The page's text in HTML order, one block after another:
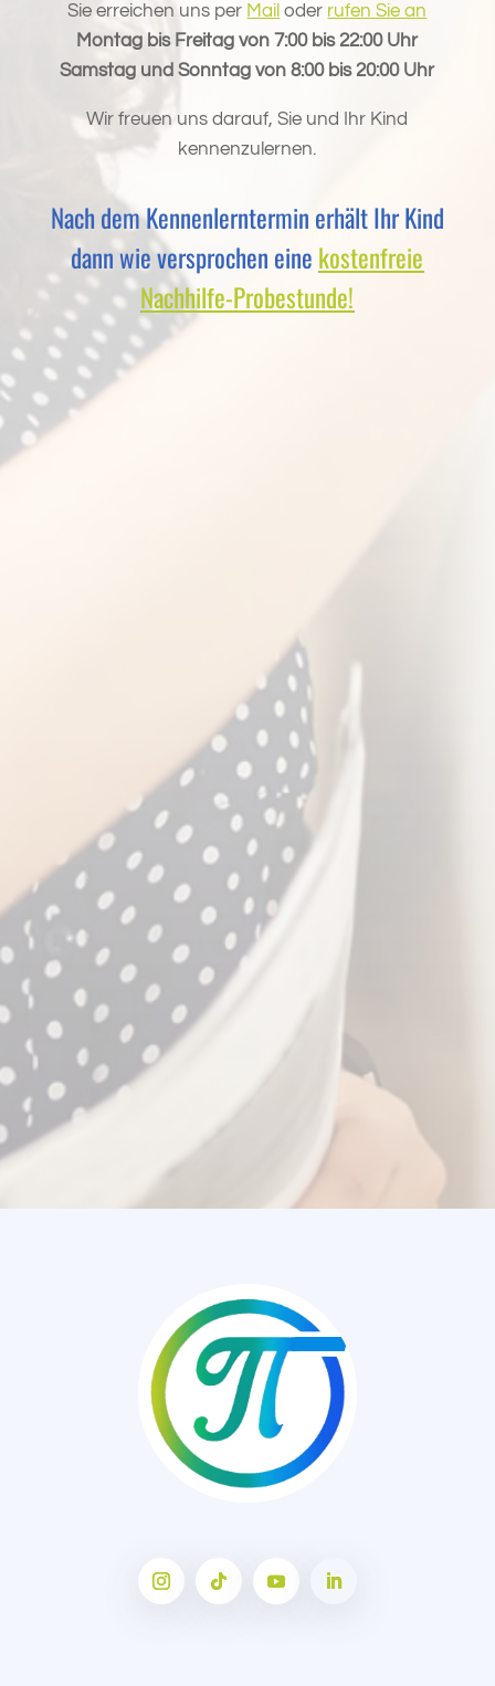
Sie erreichen uns per Mail oder rufen Sie an
Montag bis Freitag von 7:00 bis 22:00 Uhr
Samstag und Sonntag von 8:00 bis 20:00 Uhr
Wir freuen uns darauf, Sie und Ihr Kind
kennenzulernen.
Nach dem Kennenlerntermin erhält Ihr Kind
dann wie versprochen eine kostenfreie
Nachhilfe-Probestunde!